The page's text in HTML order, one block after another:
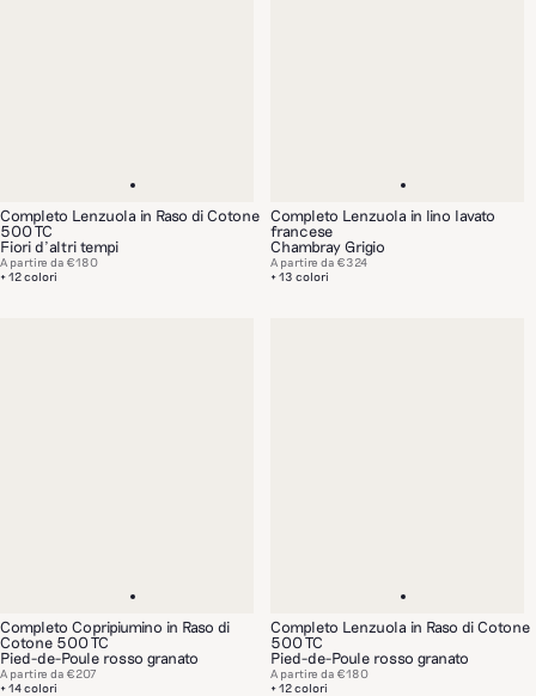
Completo Lenzuola in Raso di Cotone
500 TC
Fiori d’altri tempi
+ 12 colori
A partire da €180
Completo Lenzuola in lino lavato
francese
Chambray Grigio
+ 13 colori
A partire da €324
Completo Copripiumino in Raso di
Cotone 500 TC
Pied-de-Poule rosso granato
+ 14 colori
A partire da €207
Completo Lenzuola in Raso di Cotone
500 TC
Pied-de-Poule rosso granato
+ 12 colori
A partire da €180